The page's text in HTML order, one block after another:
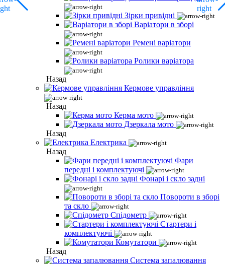
Зірки привідні
Варіатори в зборі
Ремені варіатори
Ролики варіатора
Назад
Кермове управління
Назад
Керма мото
Дзеркала мото
Назад
Електрика
Назад
Фари
передні і комплектуючі
Фонарі і скло задні
Повороти в зборі
та скло
Спідометр
Стартери і
комплектуючі
Комутатори
Назад
Система запалювання